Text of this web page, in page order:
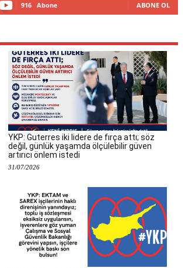
916 Abone ABONE OL
YKP: Guterres iki lidere de fırça attı; söz
değil, günlük yaşamda ölçülebilir güven
artırıcı önlem istedi
31/07/2026